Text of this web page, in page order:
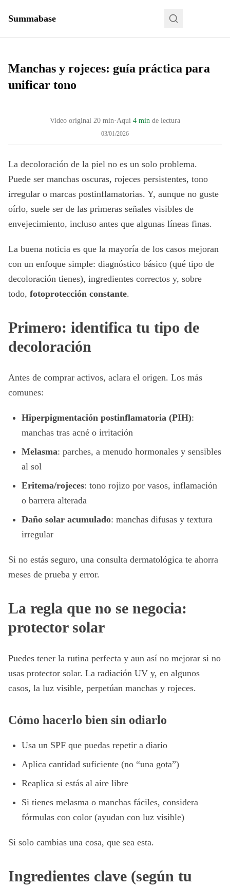
Summabase
Manchas y rojeces: guía práctica para
unificar tono
Video original 20 min·Aquí 4 min de lectura
03/01/2026
La decoloración de la piel no es un solo problema.
Puede ser manchas oscuras, rojeces persistentes, tono
irregular o marcas postinflamatorias. Y, aunque no guste
oírlo, suele ser de las primeras señales visibles de
envejecimiento, incluso antes que algunas líneas finas.
La buena noticia es que la mayoría de los casos mejoran
con un enfoque simple: diagnóstico básico (qué tipo de
decoloración tienes), ingredientes correctos y, sobre
todo, fotoprotección constante.
Primero: identifica tu tipo de
decoloración
Antes de comprar activos, aclara el origen. Los más
comunes:
Hiperpigmentación postinflamatoria (PIH):
manchas tras acné o irritación
Melasma: parches, a menudo hormonales y sensibles
al sol
Eritema/rojeces: tono rojizo por vasos, inflamación
o barrera alterada
Daño solar acumulado: manchas difusas y textura
irregular
Si no estás seguro, una consulta dermatológica te ahorra
meses de prueba y error.
La regla que no se negocia:
protector solar
Puedes tener la rutina perfecta y aun así no mejorar si no
usas protector solar. La radiación UV y, en algunos
casos, la luz visible, perpetúan manchas y rojeces.
Cómo hacerlo bien sin odiarlo
Usa un SPF que puedas repetir a diario
Aplica cantidad suficiente (no “una gota”)
Reaplica si estás al aire libre
Si tienes melasma o manchas fáciles, considera
fórmulas con color (ayudan con luz visible)
Si solo cambias una cosa, que sea esta.
Ingredientes clave (según tu